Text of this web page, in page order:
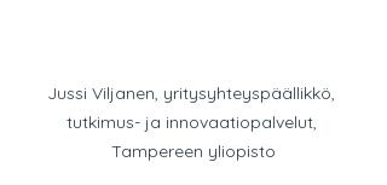
Jussi Viljanen, yritysyhteyspäällikkö,
tutkimus- ja innovaatiopalvelut,
Tampereen yliopisto